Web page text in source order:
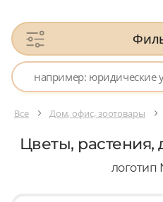
Все Дом, офис, зоотовары
Цветы, растения,
логотип